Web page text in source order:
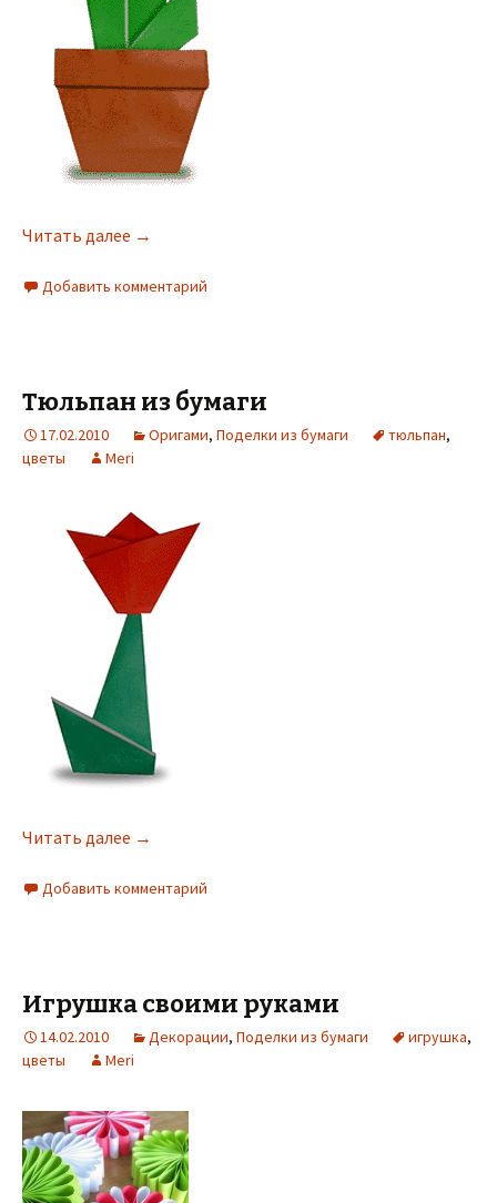
Читать далее →
Добавить комментарий
Тюльпан из бумаги
17.02.2010 Оригами, Поделки из бумаги тюльпан,
цветы
Meri
Читать далее →
Добавить комментарий
Игрушка своими руками
14.02.2010 Декорации, Поделки из бумаги игрушка,
цветы
Meri